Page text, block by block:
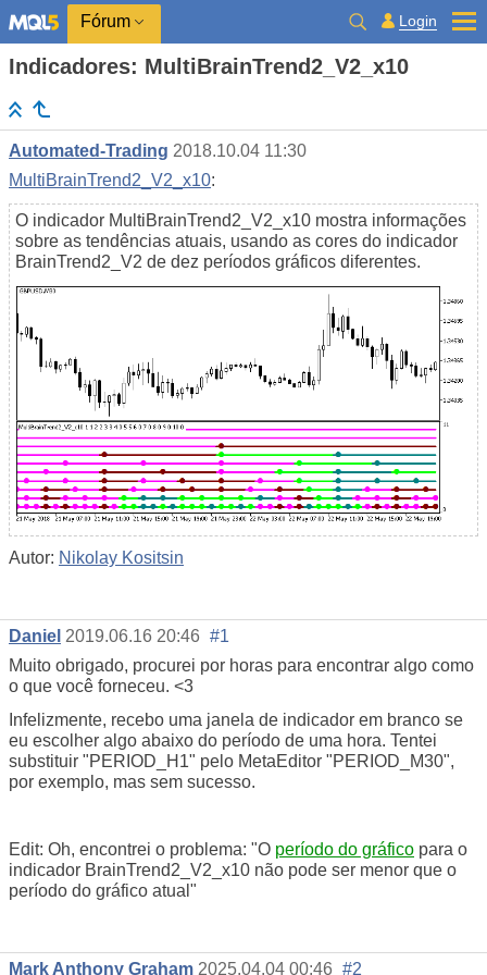
Fórum Login
Indicadores: MultiBrainTrend2_V2_x10
Automated-Trading 2018.10.04 11:30
MultiBrainTrend2_V2_x10:
O indicador MultiBrainTrend2_V2_x10 mostra informações
sobre as tendências atuais, usando as cores do indicador
BrainTrend2_V2 de dez períodos gráficos diferentes.
Autor: Nikolay Kositsin
Daniel 2019.06.16 20:46 #1
Muito obrigado, procurei por horas para encontrar algo como
o que você forneceu. <3
Infelizmente, recebo uma janela de indicador em branco se
eu escolher algo abaixo do período de uma hora. Tentei
substituir "PERIOD_H1" pelo MetaEditor "PERIOD_M30",
por exemplo, mas sem sucesso.
Edit: Oh, encontrei o problema: "O período do gráfico para o
indicador BrainTrend2_V2_x10 não pode ser menor que o
período do gráfico atual"
Mark Anthony Graham 2025.04.04 00:46 #2